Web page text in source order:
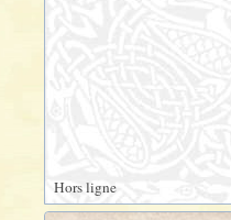
Hors ligne